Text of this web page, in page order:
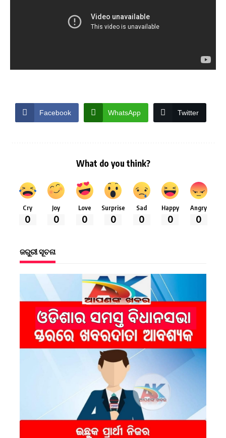
Facebook WhatsApp Twitter
What do you think?
Cry
0
Joy
0
Love
0
Surprise
0
Sad
0
Happy
0
Angry
0
ଜରୁରୀ ସୂଚନା